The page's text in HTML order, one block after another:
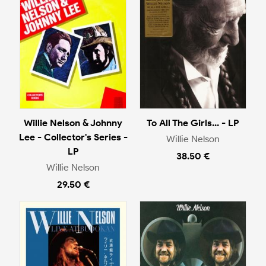
Willie Nelson & Johnny
Lee - Collector's Series -
LP
Willie Nelson
29.50 €
To All The Girls... - LP
Willie Nelson
38.50 €